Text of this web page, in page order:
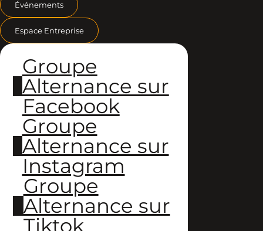
Événements
Espace Entreprise
Groupe
Alternance sur
Facebook
Groupe
Alternance sur
Instagram
Groupe
Alternance sur
Tiktok